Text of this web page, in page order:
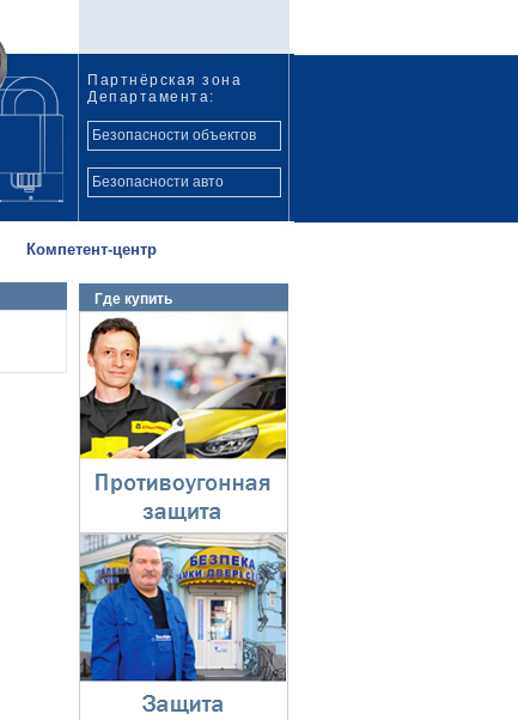
Партнёрская зона
Департамента:
Безопасности объектов
Безопасности авто
Компетент-центр
Где купить
Противоугонная
защита
⇓
Защита имущества
⇓